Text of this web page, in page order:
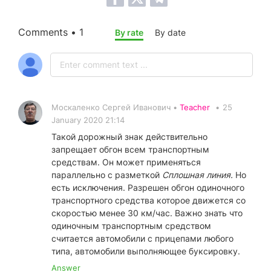
Comments • 1 By rate By date
Москаленко Сергей Иванович • Teacher • 25
January 2020 21:14
Такой дорожный знак действительно
запрещает обгон всем транспортным
средствам. Он может применяться
параллельно с разметкой Сплошная линия. Но
есть исключения. Разрешен обгон одиночного
транспортного средства которое движется со
скоростью менее 30 км/час. Важно знать что
одиночным транспортным средством
считается автомобили с прицепами любого
типа, автомобили выполняющее буксировку.
Answer